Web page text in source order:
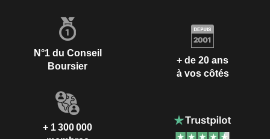
N°1 du Conseil
Boursier
+ de 20 ans
à vos côtés
+ 1 300 000